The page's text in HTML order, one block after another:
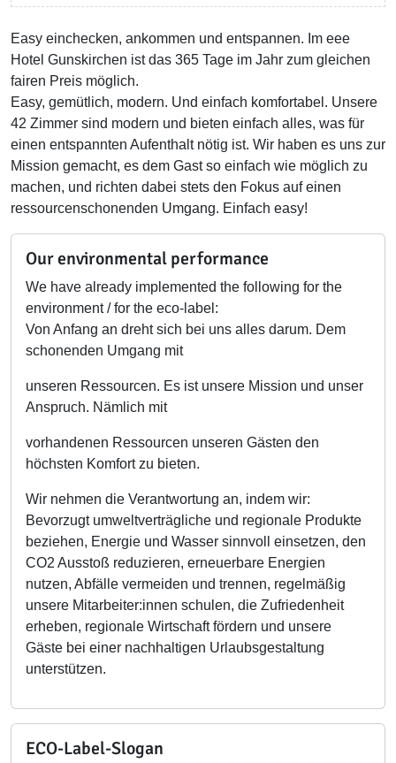
Easy einchecken, ankommen und entspannen. Im eee
Hotel Gunskirchen ist das 365 Tage im Jahr zum gleichen
fairen Preis möglich.
Easy, gemütlich, modern. Und einfach komfortabel. Unsere
42 Zimmer sind modern und bieten einfach alles, was für
einen entspannten Aufenthalt nötig ist. Wir haben es uns zur
Mission gemacht, es dem Gast so einfach wie möglich zu
machen, und richten dabei stets den Fokus auf einen
ressourcenschonenden Umgang. Einfach easy!
Our environmental performance
We have already implemented the following for the
environment / for the eco-label:
Von Anfang an dreht sich bei uns alles darum. Dem
schonenden Umgang mit
unseren Ressourcen. Es ist unsere Mission und unser
Anspruch. Nämlich mit
vorhandenen Ressourcen unseren Gästen den
höchsten Komfort zu bieten.
Wir nehmen die Verantwortung an, indem wir:
Bevorzugt umweltverträgliche und regionale Produkte
beziehen, Energie und Wasser sinnvoll einsetzen, den
CO2 Ausstoß reduzieren, erneuerbare Energien
nutzen, Abfälle vermeiden und trennen, regelmäßig
unsere Mitarbeiter:innen schulen, die Zufriedenheit
erheben, regionale Wirtschaft fördern und unsere
Gäste bei einer nachhaltigen Urlaubsgestaltung
unterstützen.
ECO-Label-Slogan